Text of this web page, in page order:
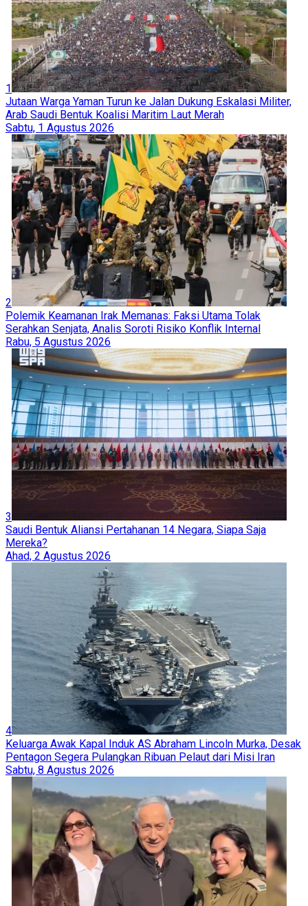
1
Jutaan Warga Yaman Turun ke Jalan Dukung Eskalasi Militer,
Arab Saudi Bentuk Koalisi Maritim Laut Merah
Sabtu, 1 Agustus 2026
2
Polemik Keamanan Irak Memanas: Faksi Utama Tolak
Serahkan Senjata, Analis Soroti Risiko Konflik Internal
Rabu, 5 Agustus 2026
3
Saudi Bentuk Aliansi Pertahanan 14 Negara, Siapa Saja
Mereka?
Ahad, 2 Agustus 2026
4
Keluarga Awak Kapal Induk AS Abraham Lincoln Murka, Desak
Pentagon Segera Pulangkan Ribuan Pelaut dari Misi Iran
Sabtu, 8 Agustus 2026